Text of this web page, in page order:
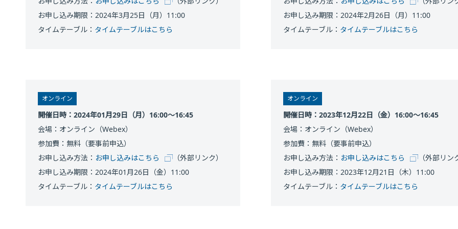
お申し込み期限：2024年3月25日（月）11:00
タイムテーブル： タイムテーブルはこちら
お申し込み期限：2024年2月26日（月）11:00
タイムテーブル： タイムテーブルはこちら
オンライン
開催日時：2024年01月29日（月）16:00～16:45
会場：オンライン（Webex）
参加費：無料（要事前申込）
お申し込み方法： お申し込みはこちら
（外部リンク）
お申し込み期限：2024年01月26日（金）11:00
タイムテーブル： タイムテーブルはこちら
オンライン
開催日時：2023年12月22日（金）16:00～16:45
会場：オンライン（Webex）
参加費：無料（要事前申込）
お申し込み方法： お申し込みはこちら
（外部リン
お申し込み期限：2023年12月21日（木）11:00
タイムテーブル： タイムテーブルはこちら